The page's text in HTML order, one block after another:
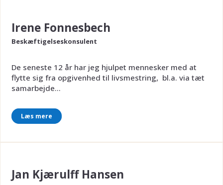
Irene Fonnesbech
Beskæftigelseskonsulent
De seneste 12 år har jeg hjulpet mennesker med at
flytte sig fra opgivenhed til livsmestring, bl.a. via tæt
samarbejde...
Læs mere
Jan Kjærulff Hansen